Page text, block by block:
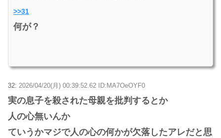
>>31
何が？
32: 2026/04/20(月) 00:39:52.62 ID:MA7OeOYF0
実の息子を殺された母親を批判するとか
人の心無いんか
ていうかマジで人の心の何かが欠落したアレだと思